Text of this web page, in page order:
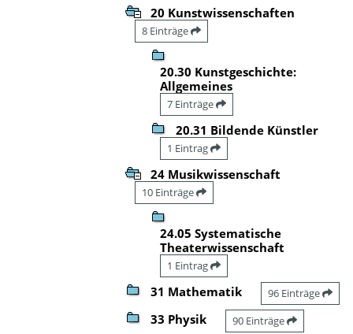
20 Kunstwissenschaften
8 Einträge
20.30 Kunstgeschichte:
Allgemeines
7 Einträge
20.31 Bildende Künstler
1 Eintrag
24 Musikwissenschaft
10 Einträge
24.05 Systematische
Theaterwissenschaft
1 Eintrag
31 Mathematik 96 Einträge
33 Physik 90 Einträge